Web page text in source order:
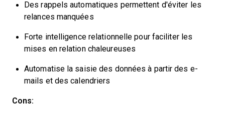
Des rappels automatiques permettent d'éviter les
relances manquées
Forte intelligence relationnelle pour faciliter les
mises en relation chaleureuses
Automatise la saisie des données à partir des e-
mails et des calendriers
Cons: